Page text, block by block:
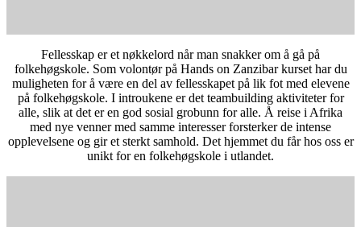
Fellesskap er et nøkkelord når man snakker om å gå på
folkehøgskole. Som volontør på Hands on Zanzibar kurset har du
muligheten for å være en del av fellesskapet på lik fot med elevene
på folkehøgskole. I introukene er det teambuilding aktiviteter for
alle, slik at det er en god sosial grobunn for alle. Å reise i Afrika
med nye venner med samme interesser forsterker de intense
opplevelsene og gir et sterkt samhold. Det hjemmet du får hos oss er
unikt for en folkehøgskole i utlandet.